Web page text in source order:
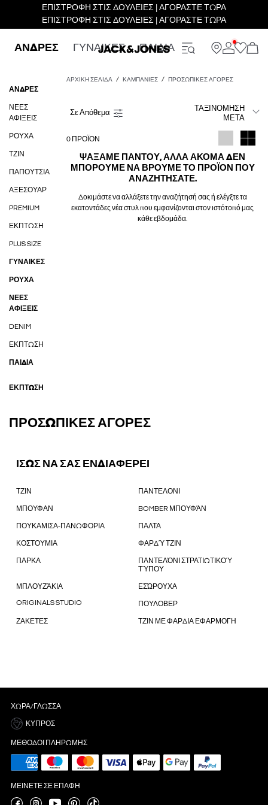
ΕΠΙΣΤΡΟΦΗ ΣΤΙΣ ΔΟΥΛΕΙΕΣ | ΑΓΟΡΑΣΤΕ ΤΩΡΑ
ΕΠΙΣΤΡΟΦΗ ΣΤΙΣ ΔΟΥΛΕΙΕΣ | ΑΓΟΡΑΣΤΕ ΤΩΡΑ
ΑΝΔΡΕΣ ΓΥΝΑΙΚΕΣ ΠΑΙΔΙΑ
ΑΝΔΡΕΣ
ΝΈΕΣ
ΑΦΊΞΕΙΣ
ΡΟΥΧΑ
ΤΖΙΝ
ΠΑΠΟΎΤΣΙΑ
ΑΞΕΣΟΥΆΡ
PREMIUM
ΈΚΠΤΩΣΗ
PLUS SIZE
ΓΥΝΑΙΚΕΣ
ΡΟΥΧΑ
ΝΈΕΣ
ΑΦΊΞΕΙΣ
DENIM
ΈΚΠΤΩΣΗ
ΠΑΙΔΙΑ
ΈΚΠΤΩΣΗ
ΑΡΧΙΚΉ ΣΕΛΊΔΑ ΚΑΜΠΆΝΙΕΣ ΠΡΟΣΩΠΙΚΈΣ ΑΓΟΡΈΣ
ΤΑΞΙΝΌΜΗΣΗ
ΜΕΤΆ
0 ΠΡΟΪΌΝ
ΨΆΞΑΜΕ ΠΑΝΤΟΎ, ΑΛΛΆ ΑΚΌΜΑ ΔΕΝ
ΜΠΟΡΟΎΜΕ ΝΑ ΒΡΟΎΜΕ ΤΟ ΠΡΟΪΌΝ ΠΟΥ
ΑΝΑΖΗΤΉΣΑΤΕ.
Δοκιμάστε να αλλάξετε την αναζήτησή σας ή ελέγξτε τα
εκατοντάδες νέα στυλ που εμφανίζονται στον ιστότοπό μας
κάθε εβδομάδα.
ΠΡΟΣΩΠΙΚΈΣ ΑΓΟΡΈΣ
ΙΣΩΣ ΝΑ ΣΑΣ ΕΝΔΙΑΦΕΡΕΙ
ΤΖΙΝ ΠΑΝΤΕΛΟΝΙ
ΜΠΟΥΦΑΝ BOMBER ΜΠΟΥΦΆΝ
ΠΟΥΚΑΜΙΣΑ-ΠΑΝΩΦΟΡΙΑ ΠΑΛΤΑ
ΚΟΣΤΟΥΜΙΑ ΦΑΡΔΎ ΤΖΙΝ
ΠΑΡΚΑ
ΠΑΝΤΕΛΌΝΙ ΣΤΡΑΤΙΩΤΙΚΟΎ
ΤΎΠΟΥ
ΜΠΛΟΥΖΆΚΙΑ ΕΣΏΡΟΥΧΑ
ORIGINALS STUDIO ΠΟΥΛΟΒΕΡ
ΖΑΚΕΤΕΣ ΤΖΙΝ ΜΕ ΦΑΡΔΙΑ ΕΦΑΡΜΟΓΗ
ΧΏΡΑ/ΓΛΏΣΣΑ
ΚΎΠΡΟΣ
ΜΈΘΟΔΟΙ ΠΛΗΡΩΜΉΣ
ΜΕΊΝΕΤΕ ΣΕ ΕΠΑΦΉ